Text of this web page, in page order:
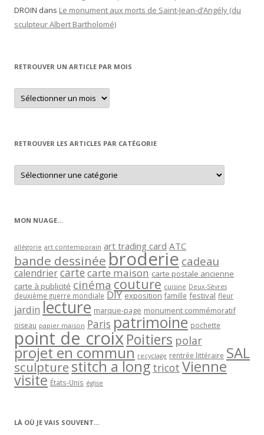
DROIN dans Le monument aux morts de Saint-Jean-d’Angély (du
sculpteur Albert Bartholomé)
RETROUVER UN ARTICLE PAR MOIS
Retrouver
un
article
RETROUVER LES ARTICLES PAR CATÉGORIE
Retrouver
les
articles
MON NUAGE…
allégorie art contemporain art trading card ATC
bande dessinée broderie cadeau
calendriercartecarte maison carte postale ancienne
carte à publicité cinéma couture cuisine Deux-Sèvres
deuxième guerre mondiale DIY exposition famille festival fleur
jardin lecture marque-page monument commémoratif
oiseau papier maison Paris patrimoine pochette
point de croixPoitiers polar
projet en commun recyclage rentrée littéraire SAL
sculpturestitch a long tricot Vienne
visite États-Unis église
LÀ OÙ JE VAIS SOUVENT…